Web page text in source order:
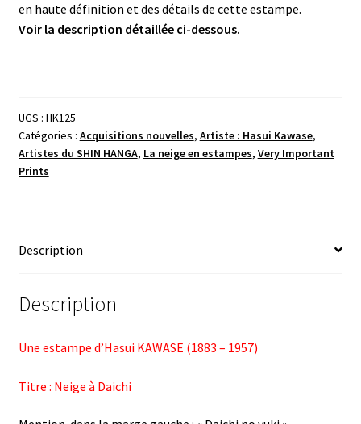
en haute définition et des détails de cette estampe.
Voir la description détaillée ci-dessous.
UGS : HK125
Catégories : Acquisitions nouvelles, Artiste : Hasui Kawase,
Artistes du SHIN HANGA, La neige en estampes, Very Important
Prints
Description
Description
Une estampe d’Hasui KAWASE (1883 – 1957)
Titre : Neige à Daichi